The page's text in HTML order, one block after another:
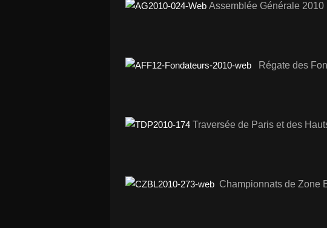
Assemblée Générale 2010
Régate des
Traversée de Paris et des
Championnats de Zone